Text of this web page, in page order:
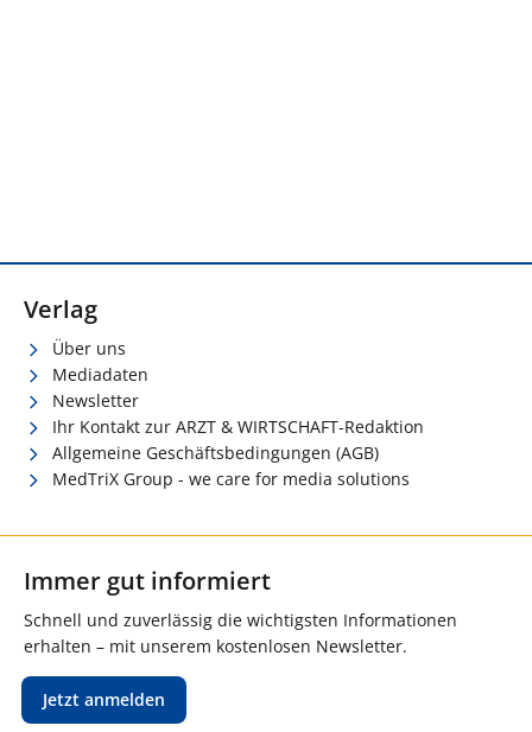
Verlag
Über uns
Mediadaten
Newsletter
Ihr Kontakt zur ARZT & WIRTSCHAFT-Redaktion
Allgemeine Geschäftsbedingungen (AGB)
MedTriX Group - we care for media solutions
Immer gut informiert
Schnell und zuverlässig die wichtigsten Informationen
erhalten – mit unserem kostenlosen Newsletter.
Jetzt anmelden